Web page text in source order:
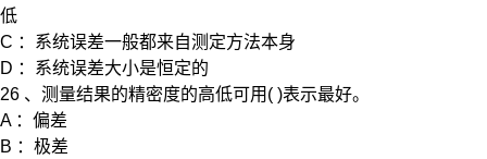
低
C ：系统误差一般都来自测定方法本身
D ：系统误差大小是恒定的
26 、测量结果的精密度的高低可用( )表示最好。
A ：偏差
B ：极差